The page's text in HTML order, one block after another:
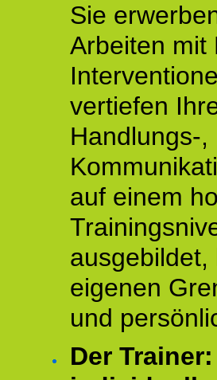
Sie
Arbeiten mit
vertiefen
Handlungs-
auf einem
ausgebildet,
eigenen
und
Der Trainer: